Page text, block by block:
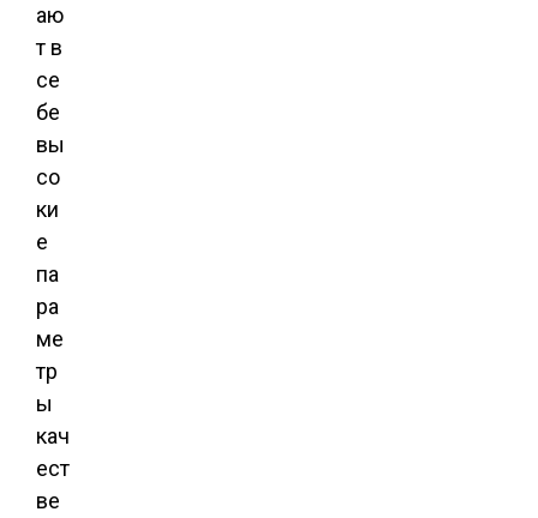
аю
т в
се
бе
вы
со
ки
е
па
ра
ме
тр
ы
кач
ест
ве